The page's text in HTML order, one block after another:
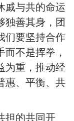
戚与共的命运
独善其身，团
们要坚持合作
不是挥拳，
为重，推动经
惠、平衡、共
的共同开